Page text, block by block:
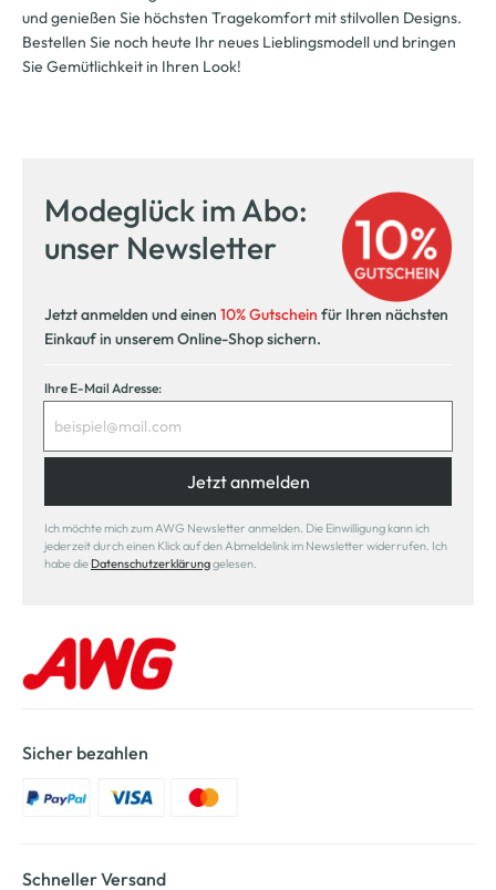
und genießen Sie höchsten Tragekomfort mit stilvollen Designs.
Bestellen Sie noch heute Ihr neues Lieblingsmodell und bringen
Sie Gemütlichkeit in Ihren Look!
Modeglück im Abo:
unser Newsletter
Jetzt anmelden und einen 10% Gutschein für Ihren nächsten
Einkauf in unserem Online-Shop sichern.
Ihre E-Mail Adresse:
Jetzt anmelden
Ich möchte mich zum AWG Newsletter anmelden. Die Einwilligung kann ich
jederzeit durch einen Klick auf den Abmeldelink im Newsletter widerrufen. Ich
habe die Datenschutzerklärunggelesen.
Sicher bezahlen
Schneller Versand